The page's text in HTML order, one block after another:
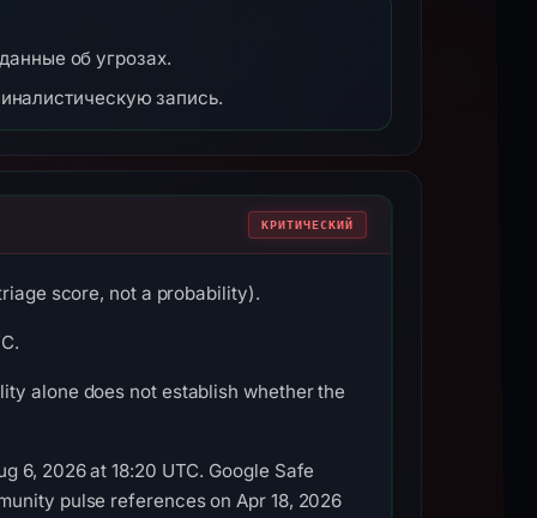
об угрозах.
запись.
КРИТИЧЕСКИЙ
score, not a probability).
alone does not establish whether the
6, 2026 at 18:20 UTC. Google Safe
pulse references on Apr 18, 2026